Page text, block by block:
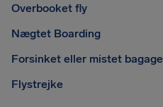
Overbooket fly
Nægtet Boarding
Forsinket eller mistet bagage
Flystrejke